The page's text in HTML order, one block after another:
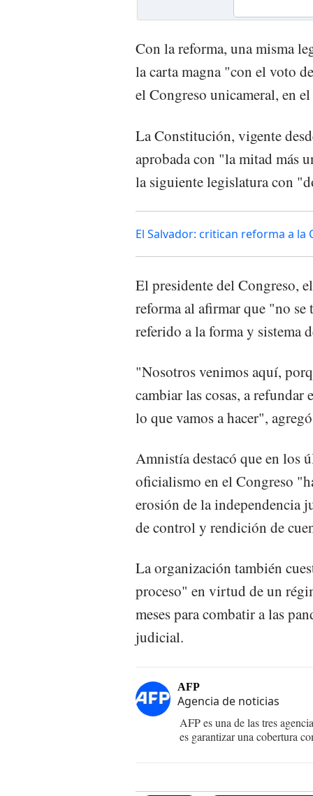
Con la reforma, una misma
la carta magna "con el voto
el Congreso unicameral, en
La Constitución, vigente
aprobada con "la mitad más
la siguiente legislatura con
El Salvador: critican reforma a la
El presidente del Congreso,
reforma al afirmar que "no
referido a la forma y sistema
"Nosotros venimos aquí,
cambiar las cosas, a refundar
lo que vamos a hacer",
Amnistía destacó que en los
oficialismo en el Congreso
erosión de la independencia
de control y rendición de
La organización también
proceso" en virtud de un
meses para combatir a las
judicial.
AFP
Agencia de noticias
AFP es una de las tres
es garantizar una cobertura